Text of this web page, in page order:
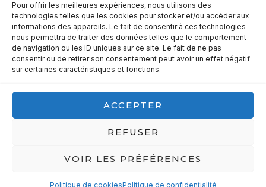
Pour offrir les meilleures expériences, nous utilisons des
technologies telles que les cookies pour stocker et/ou accéder aux
informations des appareils. Le fait de consentir à ces technologies
nous permettra de traiter des données telles que le comportement
de navigation ou les ID uniques sur ce site. Le fait de ne pas
consentir ou de retirer son consentement peut avoir un effet négatif
sur certaines caractéristiques et fonctions.
ACCEPTER
REFUSER
VOIR LES PRÉFÉRENCES
Politique de cookiesPolitique de confidentialité
CONTACT
franck.lidar@gmail.com
06 95 58 32 89
La Seyne-sur-Mer · Var · PACA
© 2026 Af-Franck Lidar Consulting · Tous droits réservés.